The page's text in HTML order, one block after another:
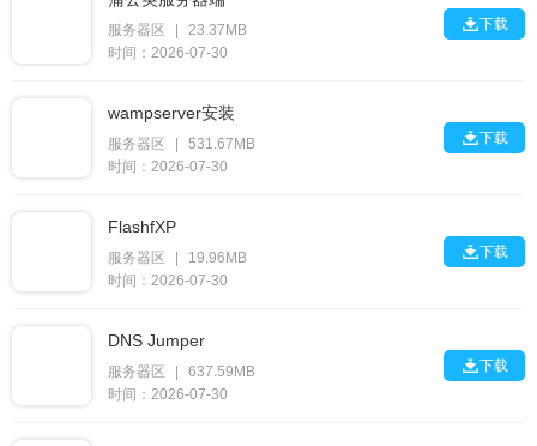
服务器区
23.37MB
时间：2026-07-30
下载
wampserver安装
服务器区
531.67MB
时间：2026-07-30
下载
FlashfXP
服务器区
19.96MB
时间：2026-07-30
下载
DNS Jumper
服务器区
637.59MB
时间：2026-07-30
下载